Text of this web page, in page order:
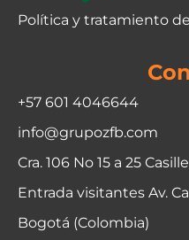
Política y tratamiento
+57 601 4046644
info@grupozfb.com
Cra. 106 No 15 a 25
Entrada visitantes Av.
Bogotá (Colombia)